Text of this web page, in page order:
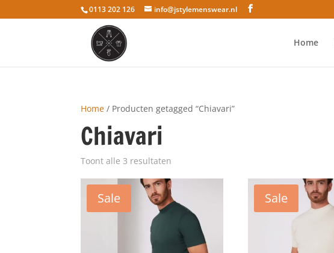
0113 202 126 info@jstylemenswear.nl
Home
Home / Producten getagged “Chiavari”
Chiavari
Toont alle 3 resultaten
Sale Sale